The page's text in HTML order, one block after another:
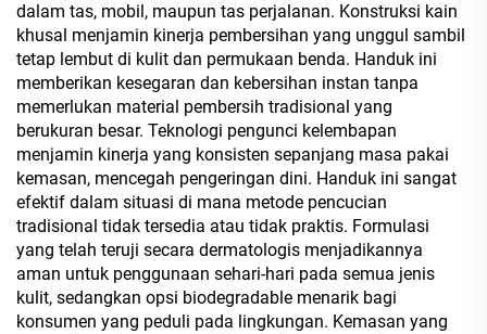
dalam tas, mobil, maupun tas perjalanan. Konstruksi kain
khusal menjamin kinerja pembersihan yang unggul sambil
tetap lembut di kulit dan permukaan benda. Handuk ini
memberikan kesegaran dan kebersihan instan tanpa
memerlukan material pembersih tradisional yang
berukuran besar. Teknologi pengunci kelembapan
menjamin kinerja yang konsisten sepanjang masa pakai
kemasan, mencegah pengeringan dini. Handuk ini sangat
efektif dalam situasi di mana metode pencucian
tradisional tidak tersedia atau tidak praktis. Formulasi
yang telah teruji secara dermatologis menjadikannya
aman untuk penggunaan sehari-hari pada semua jenis
kulit, sedangkan opsi biodegradable menarik bagi
konsumen yang peduli pada lingkungan. Kemasan yang